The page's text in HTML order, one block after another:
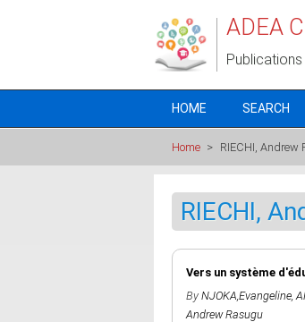
ADEA
HOME SEARCH
Home > RIECHI, Andrew
RIECHI,
Vers un système
By NJOKA,Evangeline,
Andrew Rasugu